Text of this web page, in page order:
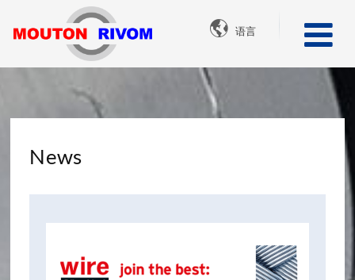
 语言
News